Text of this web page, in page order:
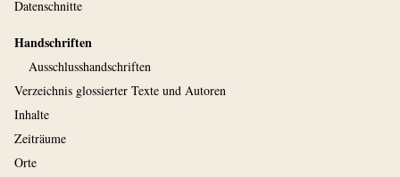
Datenschnitte
Handschriften
Ausschluss­handschriften
Verzeichnis glossierter Texte und Autoren
Inhalte
Zeiträume
Orte